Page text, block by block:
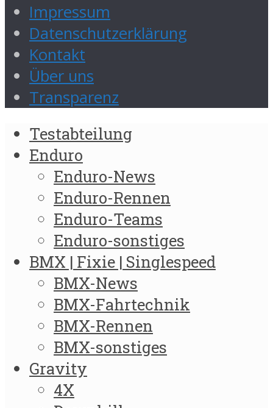
Impressum
Datenschutzerklärung
Kontakt
Über uns
Transparenz
Testabteilung
Enduro
Enduro-News
Enduro-Rennen
Enduro-Teams
Enduro-sonstiges
BMX | Fixie | Singlespeed
BMX-News
BMX-Fahrtechnik
BMX-Rennen
BMX-sonstiges
Gravity
4X